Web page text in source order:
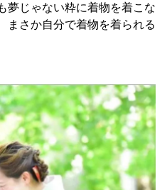
夢じゃない粋に着物を着こな
まさか自分で着物を着られる